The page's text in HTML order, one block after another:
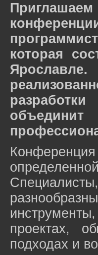
которая
проектах,
подходах и